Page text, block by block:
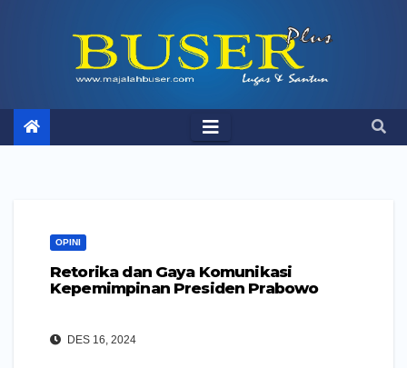
OPINI
Retorika dan Gaya Komunikasi
Kepemimpinan Presiden Prabowo
DES 16, 2024